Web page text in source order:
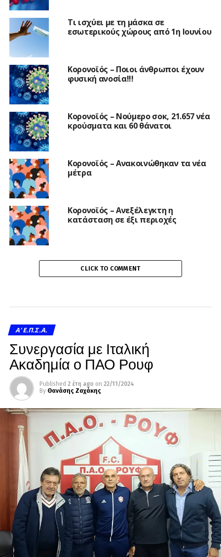
Τι ισχύει με τη μάσκα σε
εσωτερικούς χώρους από 1η Ιουνίου
Κορονοϊός – Ποιοι άνθρωποι έχουν
φυσική ανοσία!!!
Κορονοϊός – Νούμερο σοκ, 21.657 νέα
κρούσματα και 60 θάνατοι
Κορονοϊός – Ανακοινώθηκαν τα νέα
μέτρα
Κορονοϊός – Ανεξέλεγκτη η
κατάσταση σε έξι περιοχές
CLICK TO COMMENT
A' Ε.Π.Σ.Α.
Συνεργασία με Ιταλική
Ακαδημία ο ΠΑΟ Ρουφ
Published 2 έτη ago on 22/11/2024
By Θανάσης Ζαχάκης